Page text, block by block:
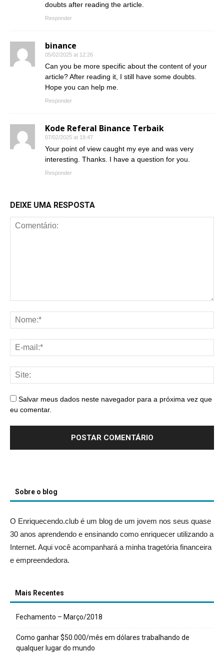
doubts after reading the article.
Responder
binance
05/02/2025 at 12:26
Can you be more specific about the content of your
article? After reading it, I still have some doubts.
Hope you can help me.
Responder
Kode Referal Binance Terbaik
07/02/2025 at 18:47
Your point of view caught my eye and was very
interesting. Thanks. I have a question for you.
Responder
DEIXE UMA RESPOSTA
Salvar meus dados neste navegador para a próxima vez que
eu comentar.
Sobre o blog
O Enriquecendo.club é um blog de um jovem nos seus quase
30 anos aprendendo e ensinando como enriquecer utilizando a
Internet. Aqui você acompanhará a minha tragetória financeira
e empreendedora.
Mais Recentes
Fechamento – Março/2018
Como ganhar $50.000/mês em dólares trabalhando de
qualquer lugar do mundo